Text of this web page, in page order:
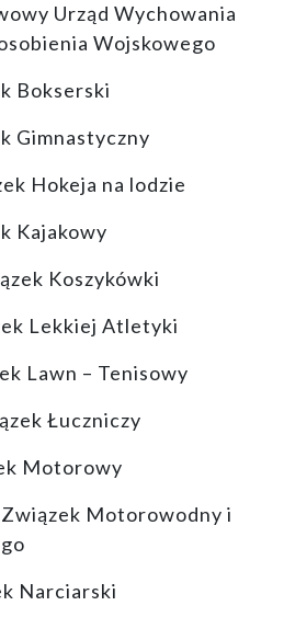
Urząd Wychowania
Wojskowego
Bokserski
Gimnastyczny
Hokeja na lodzie
Kajakowy
Koszykówki
Lekkiej Atletyki
Lawn – Tenisowy
Łuczniczy
Motorowy
Motorowodny i
Narciarski